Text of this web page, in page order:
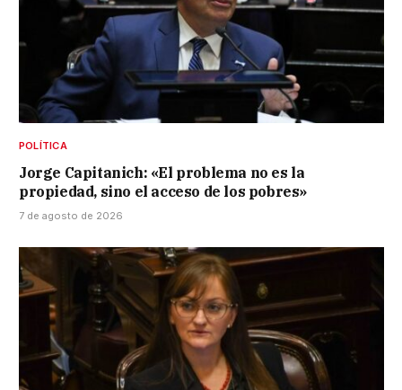
POLÍTICA
Jorge Capitanich: «El problema no es la
propiedad, sino el acceso de los pobres»
7 de agosto de 2026